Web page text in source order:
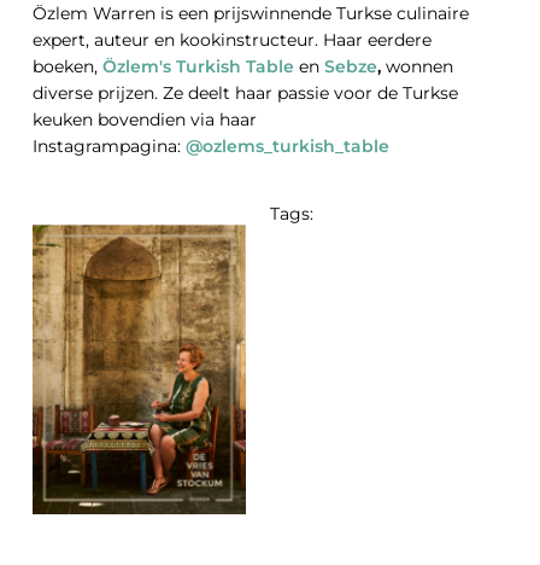
Özlem Warren is een prijswinnende Turkse culinaire
expert, auteur en kookinstructeur. Haar eerdere
boeken, Özlem's Turkish Table en Sebze,wonnen
diverse prijzen. Ze deelt haar passie voor de Turkse
keuken bovendien via haar
Instagrampagina: @ozlems_turkish_table
Tags: